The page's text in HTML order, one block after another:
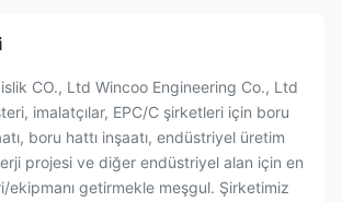
CO., Ltd Wincoo Engineering Co., Ltd
imalatçılar, EPC/C şirketleri için boru
boru hattı inşaatı, endüstriyel üretim
projesi ve diğer endüstriyel alan için en
ekipmanı getirmekle meşgul. Şirketimiz